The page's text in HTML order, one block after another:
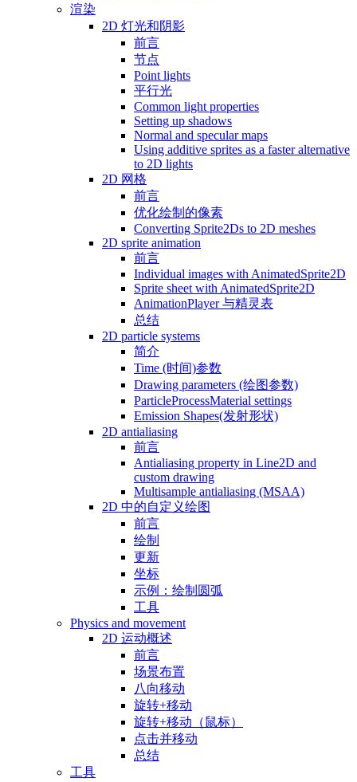
渲染
2D 灯光和阴影
前言
节点
Point lights
平行光
Common light properties
Setting up shadows
Normal and specular maps
Using additive sprites as a faster alternative
to 2D lights
2D 网格
前言
优化绘制的像素
Converting Sprite2Ds to 2D meshes
2D sprite animation
前言
Individual images with AnimatedSprite2D
Sprite sheet with AnimatedSprite2D
AnimationPlayer 与精灵表
总结
2D particle systems
简介
Time (时间)参数
Drawing parameters (绘图参数)
ParticleProcessMaterial settings
Emission Shapes(发射形状)
2D antialiasing
前言
Antialiasing property in Line2D and
custom drawing
Multisample antialiasing (MSAA)
2D 中的自定义绘图
前言
绘制
更新
坐标
示例：绘制圆弧
工具
Physics and movement
2D 运动概述
前言
场景布置
八向移动
旋转+移动
旋转+移动（鼠标）
点击并移动
总结
工具